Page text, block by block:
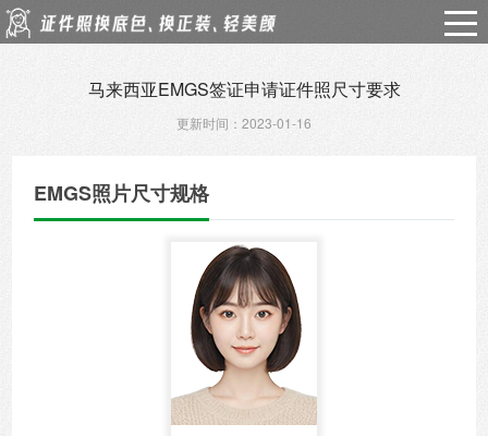
马来西亚EMGS签证申请证件照尺寸要求
更新时间：2023-01-16
EMGS照片尺寸规格